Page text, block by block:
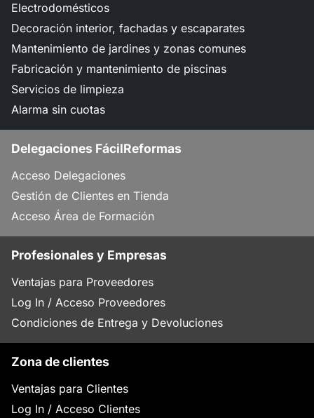
Electrodomésticos
Decoración interior, fachadas y escaparates
Mantenimiento de jardines y zonas comunes
Fabricación y mantenimiento de piscinas
Servicios de limpieza
Alarma sin cuotas
Delegaciones FácilReformas
Acceso Delegaciones
Gestión de Clientes en Tienda
Acceso Área de Formación
Profesionales y Empresas
Ventajas para Proveedores
Log In / Acceso Proveedores
Condiciones de Entrega y Devoluciones
Zona de clientes
Ventajas para Clientes
Log In / Acceso Clientes